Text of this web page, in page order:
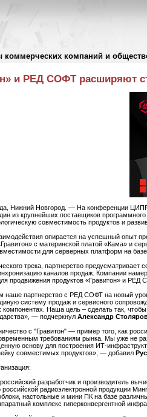
коммерческих компаний и
//
и РЕД СОФТ расширяют
Нижний Новгород. — На конференции
из крупнейших поставщиков программного
совместимость продуктов и
опирается на успешный опыт
с материнской платой «Кама» и
для серверных платформ на
трека, партнерство
каналов продаж. Компании
продвижения продуктов «Гравитон» и РЕД
наше партнерство с РЕД СОФТ на новый
систему продаж и сервисного
компонентах. Наша цель – сделать так,
— подчеркнул Александр
с "Гравитон" — пример того, как
требованиям рынка. Мы уже не
основу для построения ИТ-
совместимых продуктов», — добавил
разработчик и производитель
радиоэлектронной продукции
настольные и мини ПК на базе
комплекс гиперконвергентной